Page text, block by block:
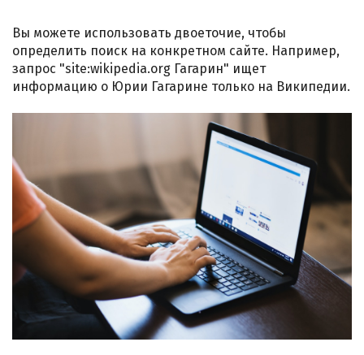
Вы можете использовать двоеточие, чтобы
определить поиск на конкретном сайте. Например,
запрос "site:wikipedia.org Гагарин" ищет
информацию о Юрии Гагарине только на Википедии.